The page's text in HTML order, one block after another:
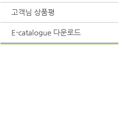
고객님 상품평
E-catalogue 다운로드